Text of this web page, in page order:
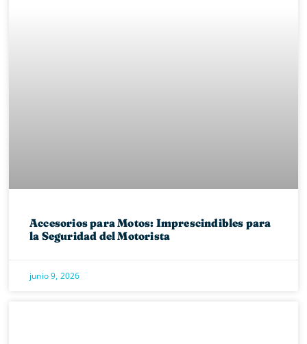
Accesorios para Motos: Imprescindibles para
la Seguridad del Motorista
junio 9, 2026